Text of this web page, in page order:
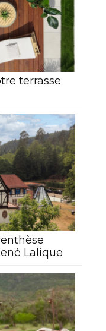
terrasse
Lalique